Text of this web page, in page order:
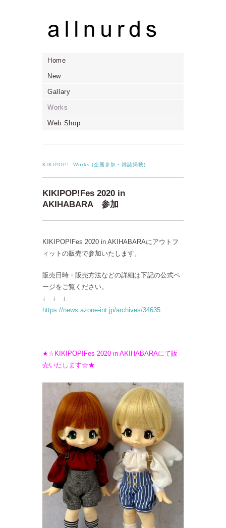
Home
New
Gallary
Works
Web Shop
KIKIPOP! Works (企画参加・雑誌掲載)
KIKIPOP!Fes 2020 in
AKIHABARA 参加
KIKIPOP!Fes 2020 in AKIHABARAにアウトフ
ィットの販売で参加いたします。
販売日時・販売方法などの詳細は下記の公式ペ
ージをご覧ください。
↓ ↓ ↓
https://news.azone-int.jp/archives/34635
★☆KIKIPOP!Fes 2020 in AKIHABARAにて販
売いたします☆★